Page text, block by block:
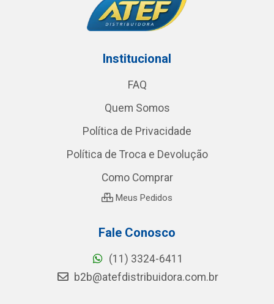
Institucional
FAQ
Quem Somos
Política de Privacidade
Política de Troca e Devolução
Como Comprar
Meus Pedidos
Fale Conosco
(11) 3324-6411
b2b@atefdistribuidora.com.br